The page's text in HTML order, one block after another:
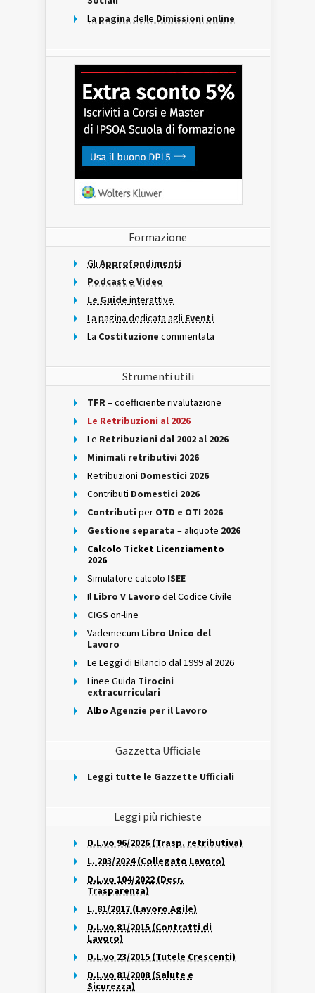
La pagina delle Dimissioni online
Formazione
Gli Approfondimenti
Podcast e Video
Le Guide interattive
La pagina dedicata agli Eventi
La Costituzione commentata
Strumenti utili
TFR– coefficiente rivalutazione
Le Retribuzioni al 2026
Le Retribuzioni dal 2002 al 2026
Minimali retributivi 2026
Retribuzioni Domestici 2026
Contributi Domestici 2026
Contributi per OTD e OTI 2026
Gestione separata – aliquote 2026
Calcolo Ticket Licenziamento
2026
Simulatore calcolo ISEE
Il Libro V Lavoro del Codice Civile
CIGS on-line
Vademecum Libro Unico del
Lavoro
Le Leggi di Bilancio dal 1999 al 2026
Linee Guida Tirocini
extracurriculari
Albo Agenzie per il Lavoro
Gazzetta Ufficiale
Leggi tutte le Gazzette Ufficiali
Leggi più richieste
D.L.vo 96/2026 (Trasp. retributiva)
L. 203/2024 (Collegato Lavoro)
D.L.vo 104/2022 (Decr.
Trasparenza)
L. 81/2017 (Lavoro Agile)
D.L.vo 81/2015 (Contratti di
Lavoro)
D.L.vo 23/2015 (Tutele Crescenti)
D.L.vo 81/2008 (Salute e
Sicurezza)